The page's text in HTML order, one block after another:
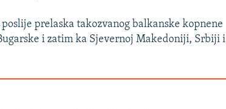
prelaska takozvanog balkanske kopnene
i zatim ka Sjevernoj Makedoniji, Srbiji i